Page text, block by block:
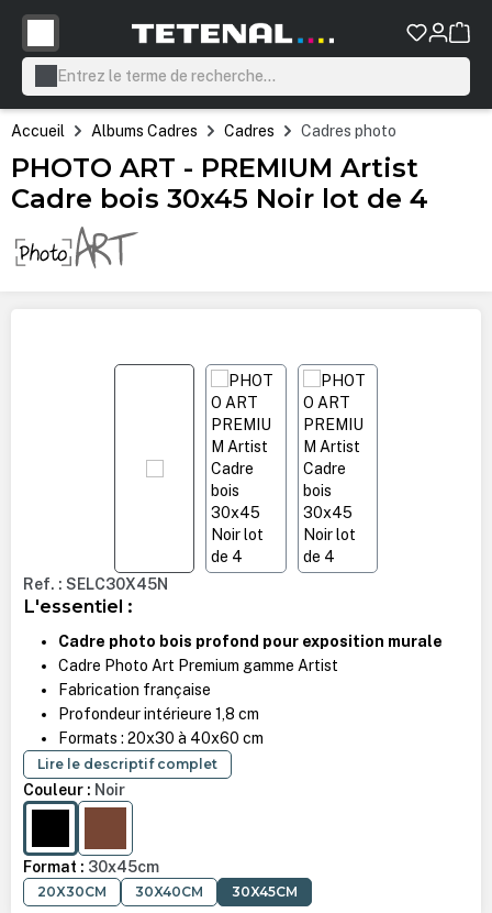
principal
Accueil Albums Cadres Cadres Cadres photo
PHOTO ART - PREMIUM Artist
Cadre bois 30x45 Noir lot de 4
Ref. : SELC30X45N
L'essentiel :
Cadre photo bois profond pour exposition murale
Cadre Photo Art Premium gamme Artist
Fabrication française
Profondeur intérieure 1,8 cm
Formats : 20x30 à 40x60 cm
Lire le descriptif complet
Couleur : Noir
Format : 30x45cm
20X30CM 30X40CM 30X45CM